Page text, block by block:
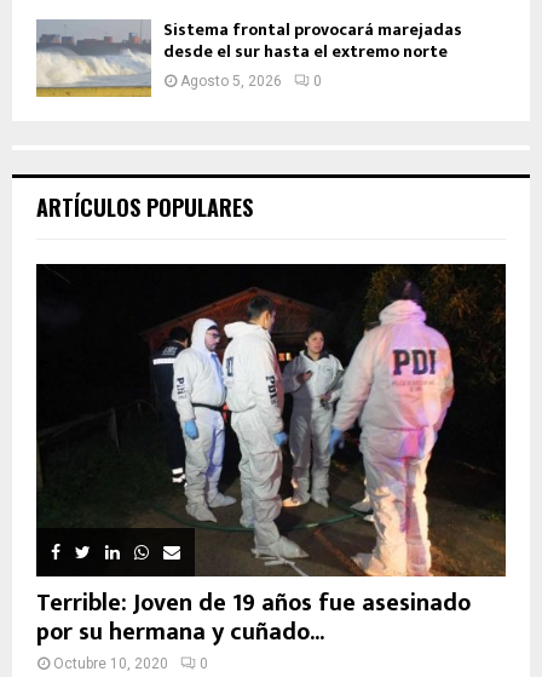
Sistema frontal provocará marejadas
desde el sur hasta el extremo norte
Agosto 5, 2026 0
ARTÍCULOS POPULARES
Terrible: Joven de 19 años fue asesinado
por su hermana y cuñado...
Octubre 10, 2020 0